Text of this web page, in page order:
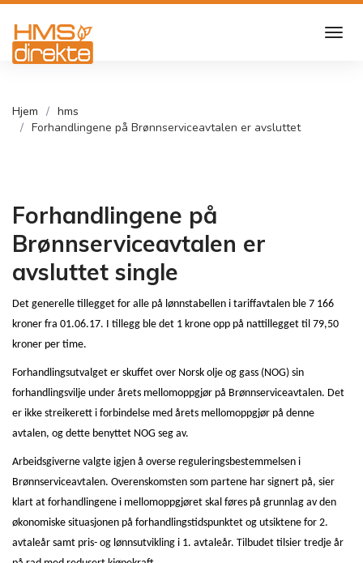
Hjem
hms
Forhandlingene på Brønnserviceavtalen er avsluttet
Forhandlingene på
Brønnserviceavtalen er
avsluttet single
Det generelle tillegget for alle på lønnstabellen i tariffavtalen ble 7 166
kroner fra 01.06.17. I tillegg ble det 1 krone opp på nattillegget til 79,50
kroner per time.
Forhandlingsutvalget er skuffet over Norsk olje og gass (NOG) sin
forhandlingsvilje under årets mellomoppgjør på Brønnserviceavtalen. Det
er ikke streikerett i forbindelse med årets mellomoppgjør på denne
avtalen, og dette benyttet NOG seg av.
Arbeidsgiverne valgte igjen å overse reguleringsbestemmelsen i
Brønnserviceavtalen. Overenskomsten som partene har signert på, sier
klart at forhandlingene i mellomoppgjøret skal føres på grunnlag av den
økonomiske situasjonen på forhandlingstidspunktet og utsiktene for 2.
avtaleår samt pris- og lønnsutvikling i 1. avtaleår. Tilbudet tilsier tredje år